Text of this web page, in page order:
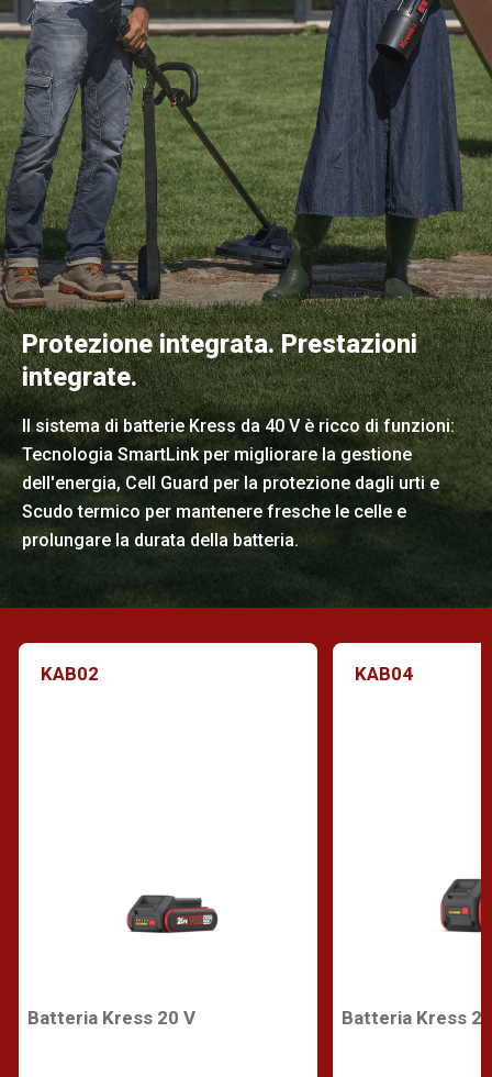
Protezione integrata. Prestazioni
integrate.
Il sistema di batterie Kress da 40 V è ricco di funzioni:
Tecnologia SmartLink per migliorare la gestione
dell'energia, Cell Guard per la protezione dagli urti e
Scudo termico per mantenere fresche le celle e
prolungare la durata della batteria.
KAB02
Batteria Kress 20 V
KAB04
Batteria Kress